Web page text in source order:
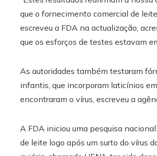
que o fornecimento comercial de leite
escreveu a FDA na actualização,
que os esforços de testes estavam
As autoridades também testaram
infantis, que incorporam laticínios
encontraram o vírus, escreveu a
A FDA iniciou uma pesquisa
de leite logo após um surto do vírus